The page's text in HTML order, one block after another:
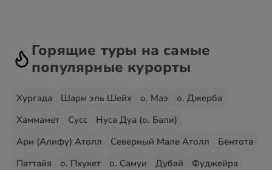
Горящие туры на самые
популярные курорты
Хургада Шарм эль Шейх о. Маэ
о. Джерба
Хаммамет
Сусс
Нуса Дуа (о. Бали)
Ари (Алифу) Атолл
Северный Мале Атолл
Бентота
Паттайя
о. Пхукет о. Самуи Дубай
Фуджейра